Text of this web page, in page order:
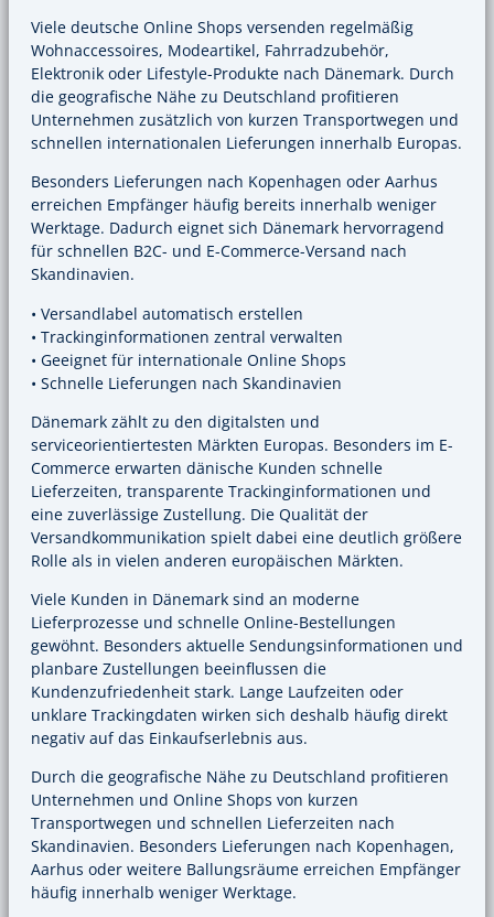
Viele deutsche Online Shops versenden regelmäßig
Wohnaccessoires, Modeartikel, Fahrradzubehör,
Elektronik oder Lifestyle-Produkte nach Dänemark. Durch
die geografische Nähe zu Deutschland profitieren
Unternehmen zusätzlich von kurzen Transportwegen und
schnellen internationalen Lieferungen innerhalb Europas.
Besonders Lieferungen nach Kopenhagen oder Aarhus
erreichen Empfänger häufig bereits innerhalb weniger
Werktage. Dadurch eignet sich Dänemark hervorragend
für schnellen B2C- und E-Commerce-Versand nach
Skandinavien.
• Versandlabel automatisch erstellen
• Trackinginformationen zentral verwalten
• Geeignet für internationale Online Shops
• Schnelle Lieferungen nach Skandinavien
Dänemark zählt zu den digitalsten und
serviceorientiertesten Märkten Europas. Besonders im E-
Commerce erwarten dänische Kunden schnelle
Lieferzeiten, transparente Trackinginformationen und
eine zuverlässige Zustellung. Die Qualität der
Versandkommunikation spielt dabei eine deutlich größere
Rolle als in vielen anderen europäischen Märkten.
Viele Kunden in Dänemark sind an moderne
Lieferprozesse und schnelle Online-Bestellungen
gewöhnt. Besonders aktuelle Sendungsinformationen und
planbare Zustellungen beeinflussen die
Kundenzufriedenheit stark. Lange Laufzeiten oder
unklare Trackingdaten wirken sich deshalb häufig direkt
negativ auf das Einkaufserlebnis aus.
Durch die geografische Nähe zu Deutschland profitieren
Unternehmen und Online Shops von kurzen
Transportwegen und schnellen Lieferzeiten nach
Skandinavien. Besonders Lieferungen nach Kopenhagen,
Aarhus oder weitere Ballungsräume erreichen Empfänger
häufig innerhalb weniger Werktage.